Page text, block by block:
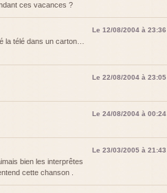
ces vacances ?
Le 12/08/2004 à 23:36
la télé dans un carton…
Le 22/08/2004 à 23:05
Le 24/08/2004 à 00:24
Le 23/03/2005 à 21:43
bien les interprêtes
cette chanson .